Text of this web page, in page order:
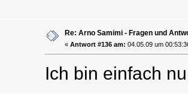
Re: Arno Samimi - Fragen und
« Antwort #136 am: 04.05.09 um
Ich bin einfach